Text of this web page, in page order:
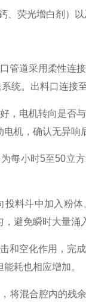
荧光增白剂）以
道采用柔性连
统。出料口连接
电机转向是否
机，确认无异响
小时5至50立
料斗中加入粉体
避免瞬时大量涌
空化作用，完成
耗也相应增加。
混合腔内的残